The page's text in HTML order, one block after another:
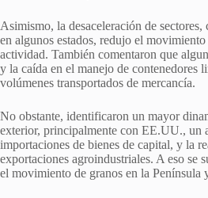
Asimismo, la desaceleración de
en algunos estados, redujo el movimiento
actividad. También comentaron que
y la caída en el manejo de contenedores
volúmenes transportados de mercancía.
No obstante, identificaron un mayor
exterior, principalmente con EE.UU., un
importaciones de bienes de capital, y la
exportaciones agroindustriales. A eso se
el movimiento de granos en la Península